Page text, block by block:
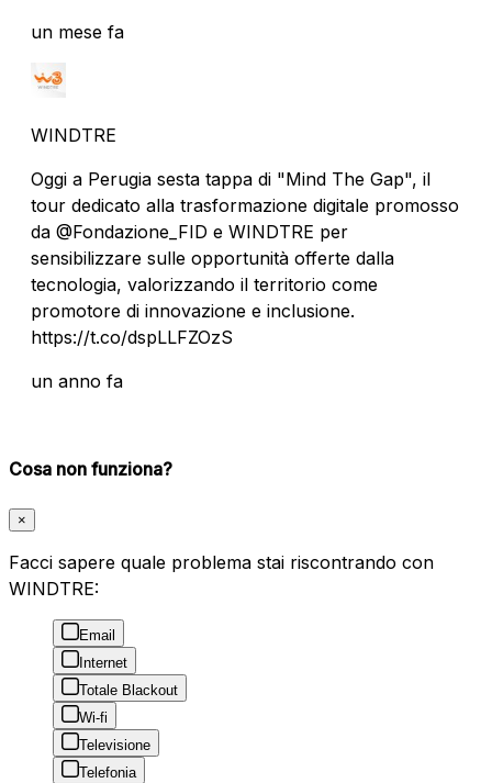
un mese fa
WINDTRE
Oggi a Perugia sesta tappa di "Mind The Gap", il
tour dedicato alla trasformazione digitale promosso
da @Fondazione_FID e WINDTRE per
sensibilizzare sulle opportunità offerte dalla
tecnologia, valorizzando il territorio come
promotore di innovazione e inclusione.
https://t.co/dspLLFZOzS
un anno fa
Cosa non funziona?
×
Facci sapere quale problema stai riscontrando con
WINDTRE:
Email
Internet
Totale Blackout
Wi-fi
Televisione
Telefonia